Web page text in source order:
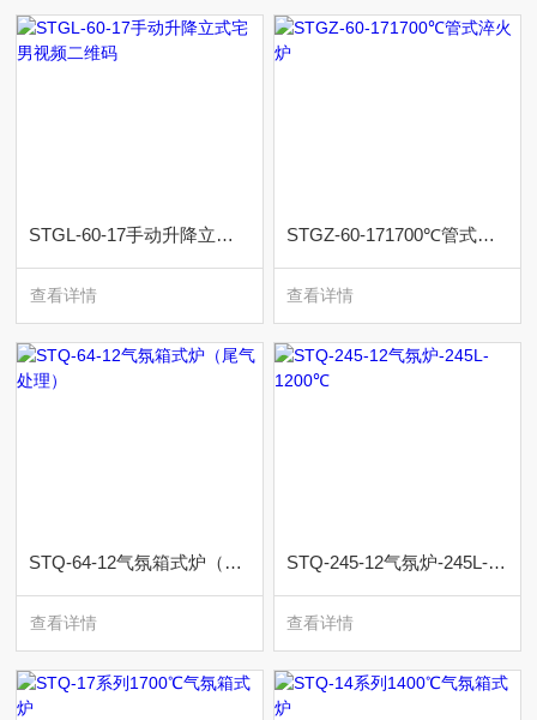
STGL-60-17手动升降立式宅男视频二维码
查看详情
STGZ-60-171700℃管式淬火炉
查看详情
STQ-64-12气氛箱式炉（尾气处理）
查看详情
STQ-245-12气氛炉-245L-1200℃
查看详情